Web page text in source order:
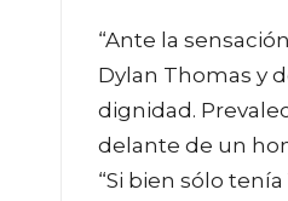
“Ante la
Dylan Thomas y
dignidad.
delante de un
“Si bien sólo